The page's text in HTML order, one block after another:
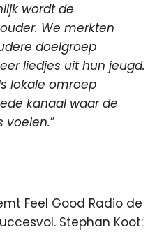
wordt de
We merkten
doelgroep
liedjes uit hun jeugd.
lokale omroep
kanaal waar de
voelen.”
Feel Good Radio de
Stephan Koot: